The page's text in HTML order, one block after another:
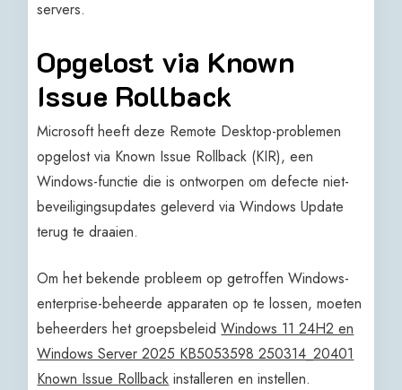
servers.
Opgelost via Known
Issue Rollback
Microsoft heeft deze Remote Desktop-problemen
opgelost via Known Issue Rollback (KIR), een
Windows-functie die is ontworpen om defecte niet-
beveiligingsupdates geleverd via Windows Update
terug te draaien.
Om het bekende probleem op getroffen Windows-
enterprise-beheerde apparaten op te lossen, moeten
beheerders het groepsbeleidWindows 11 24H2 en
Windows Server 2025 KB5053598 250314_20401
Known Issue Rollback installeren en instellen.